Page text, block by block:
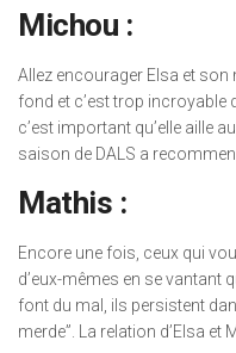
Michou :
Allez encourager Elsa et son
fond et c’est trop incroyable
c’est important qu’elle aille
saison de DALS a
Mathis :
Encore une fois, ceux qui
d’eux-mêmes en se vantant
font du mal, ils persistent
merde”. La relation d’Elsa et